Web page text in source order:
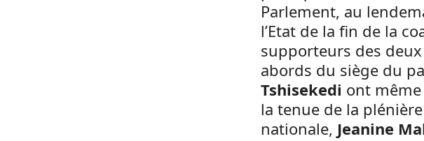
Parlement, au
l’Etat de la fin de la
supporteurs des
abords du siège du
Tshisekedi ont
la tenue de la
nationale, Jeanine